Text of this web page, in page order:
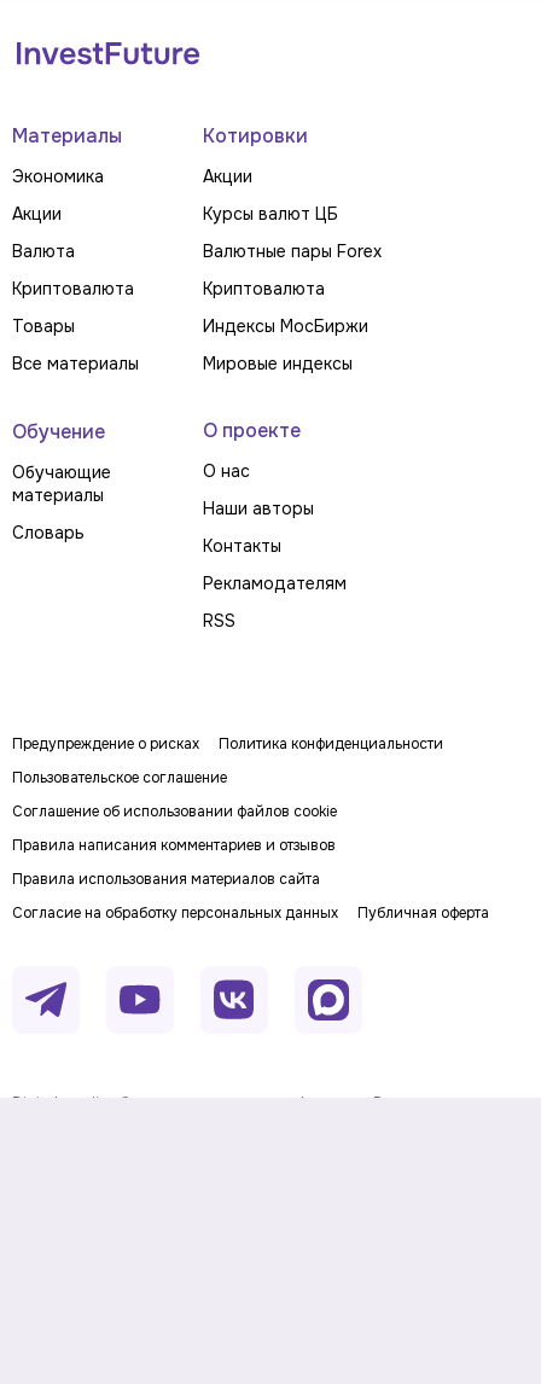
Материалы
Экономика
Акции
Валюта
Криптовалюта
Товары
Все материалы
Котировки
Акции
Курсы валют ЦБ
Валютные пары Forex
Криптовалюта
Индексы МосБиржи
Мировые индексы
Обучение
Обучающие
материалы
Словарь
О проекте
О нас
Наши авторы
Контакты
Рекламодателям
RSS
Предупреждение о рисках
Политика конфиденциальности
Пользовательское соглашение
Соглашение об использовании файлов cookie
Правила написания комментариев и отзывов
Правила использования материалов сайта
Согласие на обработку персональных данных
Публичная оферта
Digital-media об инвестициях и личных финансах. Рассказываем о